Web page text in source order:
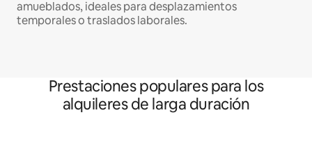
amueblados, ideales para desplazamientos
temporales o traslados laborales.
Prestaciones populares para los
alquileres de larga duración